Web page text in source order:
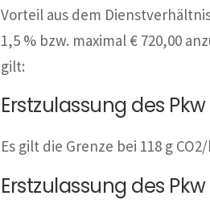
Vorteil aus dem
1,5 % bzw. maximal € 720,00
gilt:
Erstzulassung des Pkw
Es gilt die Grenze bei 118 g
Erstzulassung des